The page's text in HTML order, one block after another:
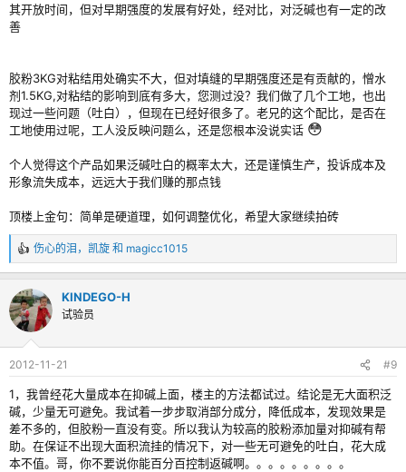
其开放时间，但对早期强度的发展有好处，经对比，对泛碱也有一定的改
善
胶粉3KG对粘结用处确实不大，但对填缝的早期强度还是有贡献的，憎水
剂1.5KG,对粘结的影响到底有多大，您测过没？我们做了几个工地，也出
现过一些问题（吐白），但现在已经好很多了。老兄的这个配比，是否在
工地使用过呢，工人没反映问题么，还是您根本没说实话 😳
个人觉得这个产品如果泛碱吐白的概率太大，还是谨慎生产，投诉成本及
形象流失成本，远远大于我们赚的那点钱
顶楼上金句：简单是硬道理，如何调整优化，希望大家继续拍砖
反
馈
：
伤心的泪 ， 凯旋 和 magicc1015
KINDEGO-H
试验员
2012-11-21 #9
1，我曾经花大量成本在抑碱上面，楼主的方法都试过。结论是无大面积泛
碱，少量无可避免。我试着一步步取消部分成分，降低成本，发现效果是
差不多的，但胶粉一直没有变。所以我认为较高的胶粉添加量对抑碱有帮
助。在保证不出现大面积流挂的情况下，对一些无可避免的吐白，花大成
本不值。哥，你不要说你能百分百控制返碱啊。。。。。。。。。